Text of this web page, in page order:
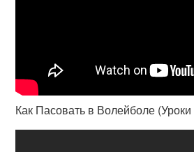
Как Пасовать в Волейболе